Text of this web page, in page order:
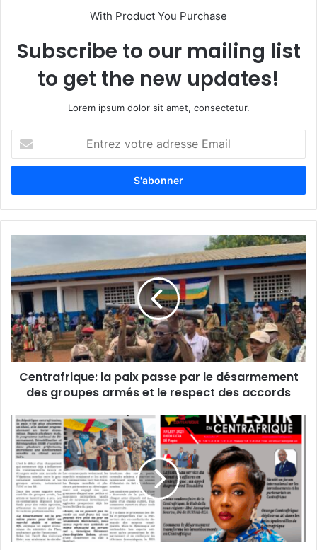
With Product You Purchase
Subscribe to our mailing list
to get the new updates!
Lorem ipsum dolor sit amet, consectetur.
votre
adresse
paix
passe
par
le
désarmement
des
groupes
armés
respect
des
accords
Centrafrique: la paix passe par le désarmement
des groupes armés et le respect des accords
Découvrir
le
média
"Investir
en
Centrafrique"
en
version
papier